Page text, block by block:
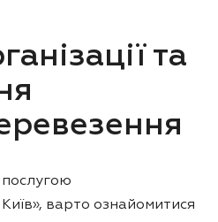
та
варто ознайомитися